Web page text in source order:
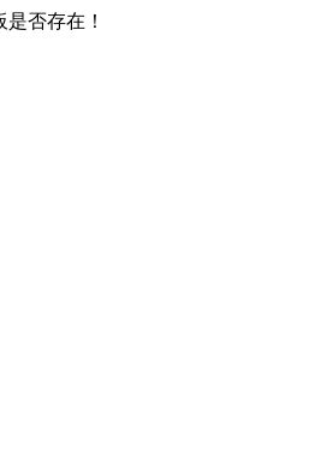
否存在！